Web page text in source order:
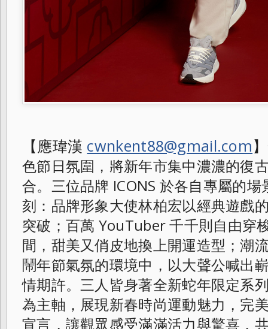
【應瑋漢 cwnkent88@gmail.com】
色節日氛圍，將新年市集中濃濃的復
合。三位品牌 ICONS 於各自專屬的
刻：品牌形象大使林柏宏以經典遊戲
突破；百萬 YouTuber 千千則自由穿
間，甜美又俏皮地換上開運造型；潮
鬧年節氣氛的環境中，以大聲公喊出
情期許。三人皆身著全新蛇年限定系
為主軸，展現新春時尚運動魅力，完
宣言，讓觀眾感受滿滿活力與驚喜，